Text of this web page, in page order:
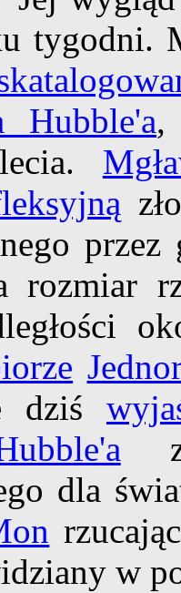
tygodni.
Hubble'a,
przez
rozmiar
dziś
dla
w